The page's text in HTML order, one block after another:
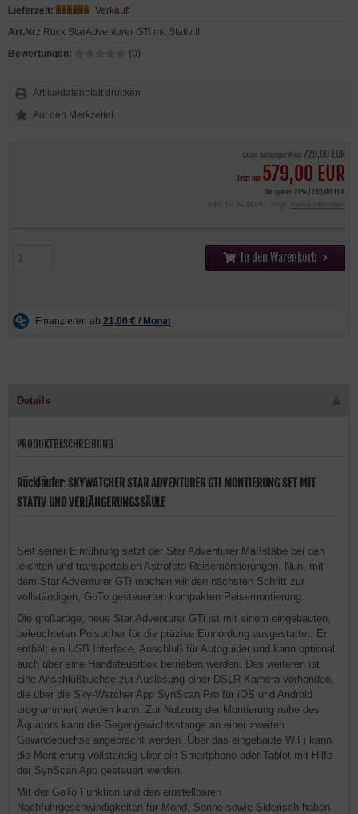
Unser bisheriger Preis 729,00 EUR
Jetzt nur 579,00 EUR
Sie sparen 21% / 150,00 EUR
inkl. 19 % MwSt. zzgl.
Versandkosten
In den Warenkorb
Lieferzeit:
Verkauft
Art.Nr.: Rück StarAdventurer GTi mit Stativ II
Bewertungen:
(0)
Artikeldatenblatt drucken
Details
PRODUKTBESCHREIBUNG
Rückläufer: SKYWATCHER STAR ADVENTURER GTI MONTIERUNG SET MIT
STATIV UND VERLÄNGERUNGSSÄULE
Seit seiner Einführung setzt der Star Adventurer Maßstäbe bei den
leichten und transportablen Astrofoto Reisemontierungen. Nun, mit
dem Star Adventurer GTi machen wir den nächsten Schritt zur
vollständigen, GoTo gesteuerten kompakten Reisemontierung.
Die großartige, neue Star Adventurer GTi ist mit einem eingebauten,
beleuchteten Polsucher für die präzise Einnordung ausgestattet. Er
enthält ein USB Interface, Anschluß für Autoguider und kann optional
auch über eine Handsteuerbox betrieben werden. Des weiteren ist
eine Anschlußbuchse zur Auslösung einer DSLR Kamera vorhanden,
die über die Sky-Watcher App SynScan Pro für iOS und Android
programmiert werden kann. Zur Nutzung der Montierung nahe des
Äquators kann die Gegengewichtsstange an einer zweiten
Gewindebuchse angebracht werden. Über das eingebaute WiFi kann
die Montierung vollständig über ein Smartphone oder Tablet mit Hilfe
der SynScan App gesteuert werden.
Mit der GoTo Funktion und den einstellbaren
Nachführgeschwindigkeiten für Mond, Sonne sowie Siderisch haben